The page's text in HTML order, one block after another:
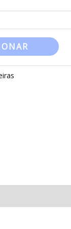
through
41,00 €